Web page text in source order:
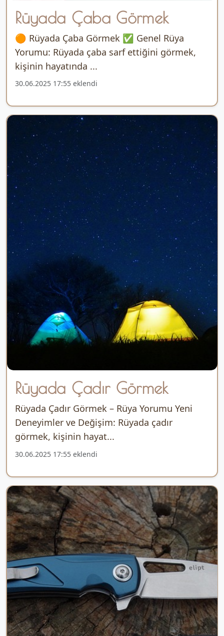
Rüyada Çaba Görmek
🟠 Rüyada Çaba Görmek ✅ Genel Rüya
Yorumu: Rüyada çaba sarf ettiğini görmek,
kişinin hayatında ...
30.06.2025 17:55 eklendi
Rüyada Çadır Görmek
Rüyada Çadır Görmek – Rüya Yorumu Yeni
Deneyimler ve Değişim: Rüyada çadır
görmek, kişinin hayat...
30.06.2025 17:55 eklendi